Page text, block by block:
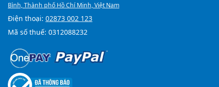
Bình, Thành phố Hồ Chí Minh, Việt Nam
Điện thoại: 02873 002 123
Mã số thuế: 0312088232